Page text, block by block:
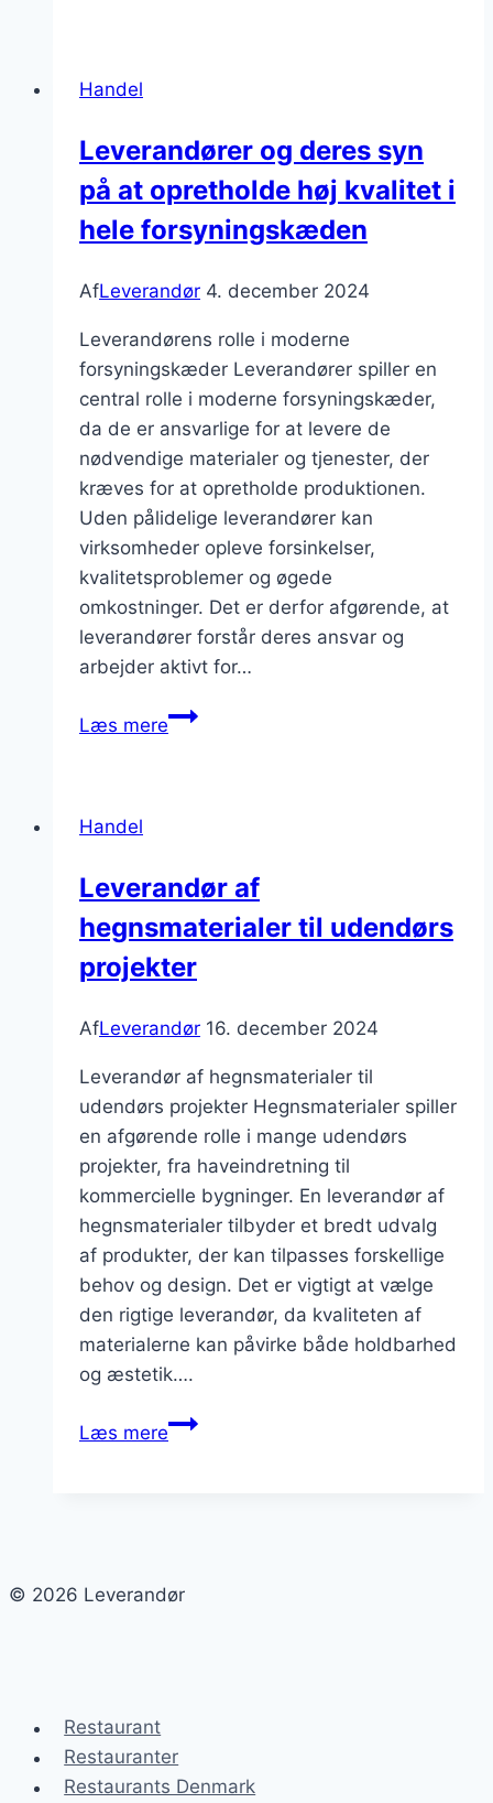
at
udvikle
bæredygtige
løsninger?
Handel
Leverandører og deres syn
på at opretholde høj kvalitet i
hele forsyningskæden
AfLeverandør 4. december 2024
Leverandørens rolle i moderne
forsyningskæder Leverandører spiller en
central rolle i moderne forsyningskæder,
da de er ansvarlige for at levere de
nødvendige materialer og tjenester, der
kræves for at opretholde produktionen.
Uden pålidelige leverandører kan
virksomheder opleve forsinkelser,
kvalitetsproblemer og øgede
omkostninger. Det er derfor afgørende, at
leverandører forstår deres ansvar og
arbejder aktivt for…
Læs mereLeverandører
opretholde
høj
i
forsyningskæden
Handel
Leverandør af
hegnsmaterialer til udendørs
projekter
AfLeverandør 16. december 2024
Leverandør af hegnsmaterialer til
udendørs projekter Hegnsmaterialer spiller
en afgørende rolle i mange udendørs
projekter, fra haveindretning til
kommercielle bygninger. En leverandør af
hegnsmaterialer tilbyder et bredt udvalg
af produkter, der kan tilpasses forskellige
behov og design. Det er vigtigt at vælge
den rigtige leverandør, da kvaliteten af
materialerne kan påvirke både holdbarhed
og æstetik….
Læs mereLeverandør
© 2026 Leverandør
Restaurant
Restauranter
Restaurants Denmark